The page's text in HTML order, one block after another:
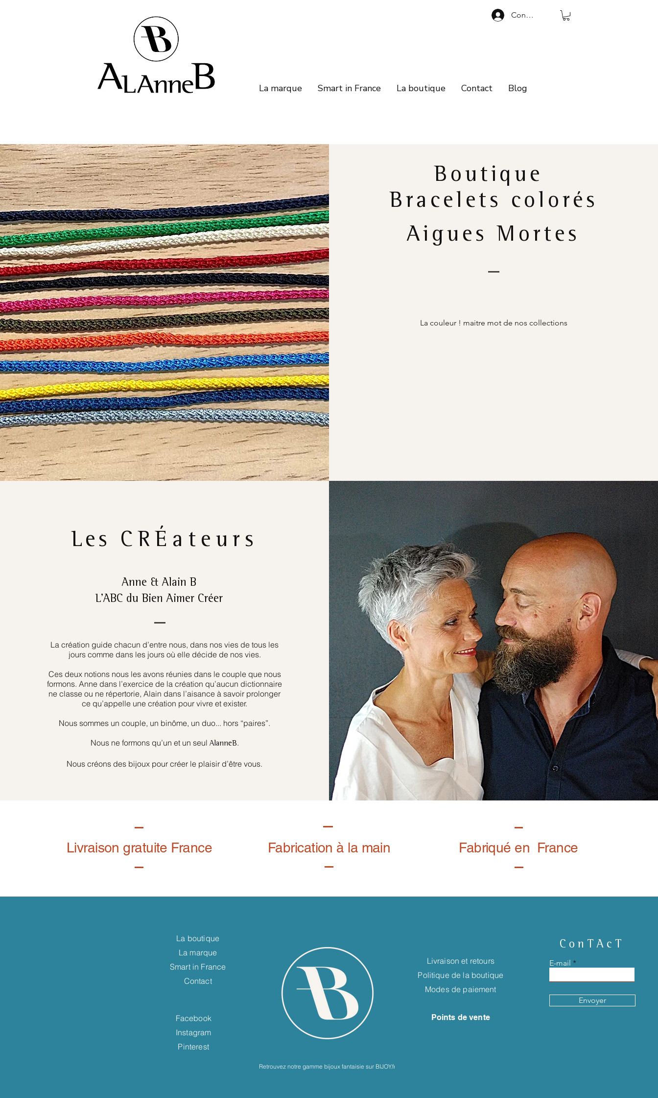
Connexion
La marque Smart in France La boutique Contact Blog
Boutique
Bracelets colorés
Aigues Mortes
La couleur ! maitre mot de nos collections
Les CRÉateurs
Anne & Alain B
L’ABC du Bien Aimer Créer
La création guide chacun d’entre nous, dans nos vies de tous les
jours comme dans les jours où elle décide de nos vies.
Ces deux notions nous les avons réunies dans le couple que nous
formons. Anne dans l’exercice de la création qu’aucun dictionnaire
ne classe ou ne répertorie, Alain dans l’aisance à savoir prolonger
ce qu’appelle une création pour vivre et exister.
Nous sommes un couple, un binôme, un duo... hors “paires”.
Nous ne formons qu’un et un seul AlanneB.
Nous créons des bijoux pour créer le plaisir d’être vous.
Livraison gratuite France Fabrication à la main Fabriqué en France
La boutique
La marque
Smart in France
Contact
Facebook
Instagram
Pinterest
Retrouvez notre gamme bijoux fantaisie sur BIJOY.fr
Livraison et retours
Politique de la boutique
Modes de paiement
Points de vente
ConTAcT
E-mail
Envoyer